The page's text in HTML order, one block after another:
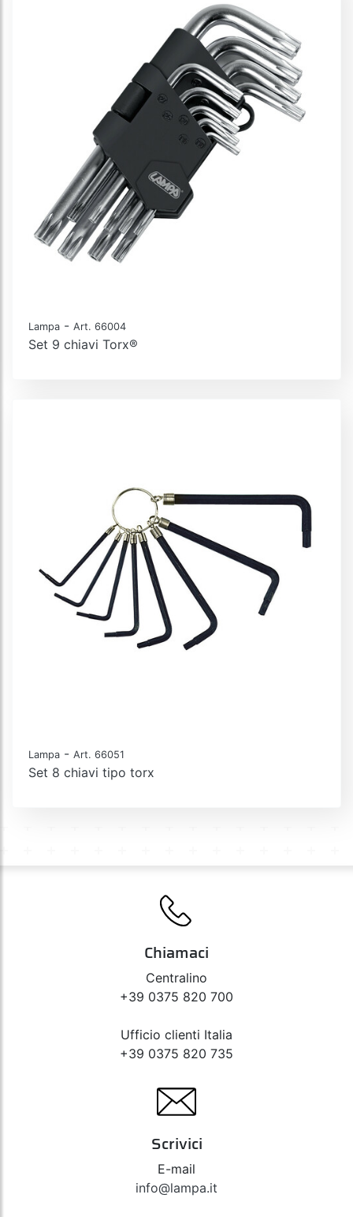
Lampa - Art. 66004
Set 9 chiavi Torx®
Lampa - Art. 66051
Set 8 chiavi tipo torx
Chiamaci
Centralino
+39 0375 820 700
Ufficio clienti Italia
+39 0375 820 735
Scrivici
E-mail
info@lampa.it